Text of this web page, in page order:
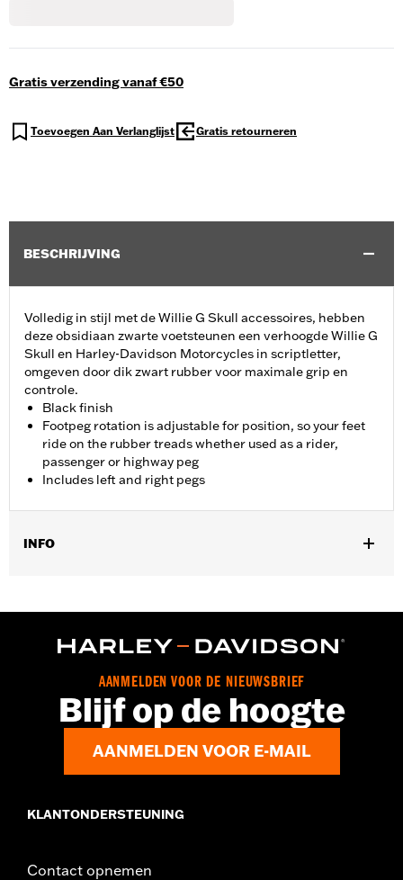
Gratis verzending vanaf €50
Toevoegen Aan Verlanglijst Gratis retourneren
BESCHRIJVING
Volledig in stijl met de Willie G Skull accessoires, hebben
deze obsidiaan zwarte voetsteunen een verhoogde Willie G
Skull en Harley-Davidson Motorcycles in scriptletter,
omgeven door dik zwart rubber voor maximale grip en
controle.
Black finish
Footpeg rotation is adjustable for position, so your feet
ride on the rubber treads whether used as a rider,
passenger or highway peg
Includes left and right pegs
INFO
uitgerust met de Board-To-Peg Conversion Kit P/N 50501640, en
op ’09–’25 Touring-modellen (behalve ’23–’25 FLHXSE en
FLTRXSE, ’24–’25 FLHX, FLTRX en FLTRXSTSE en ’25 FLHXU en
Kit P/N 50501642.
Installatie-instructies
Willie G. Skull
Per stuk verkocht:Twee
AANMELDEN VOOR DE NIEUWSBRIEF
Blijf op de hoogte
AANMELDEN VOOR E-MAIL
KLANTONDERSTEUNING
Contact opnemen